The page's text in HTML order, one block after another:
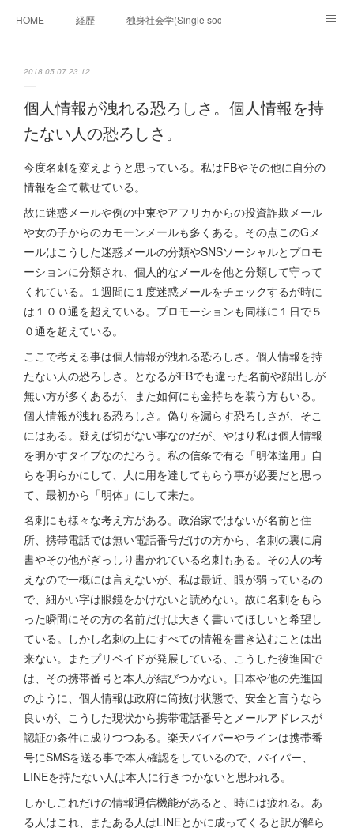
HOME 経歴 独身社会学(Single sociology)と高齢化社会学
移動出来て、工場で作る建物。未来２１００研究所
「心神の夢想２０２０」 フィリピンマンションは買うべきでは無い理由は全
海外生活の掟
フィリピンの問題点 フィリピンの歴史
フィリピン経済談義 ファッションを考える 漫画
未来２１００研究所他のアイデアマニラ男の手料理 総集編
https://globalclub.amebaownd.com/
2018.05.07 23:12
個人情報が洩れる恐ろしさ。個人情報を持
たない人の恐ろしさ。
今度名刺を変えようと思っている。私はFBやその他に自分の
情報を全て載せている。
故に迷惑メールや例の中東やアフリカからの投資詐欺メール
や女の子からのカモーンメールも多くある。その点このGメ
ールはこうした迷惑メールの分類やSNSソーシャルとプロモ
ーションに分類され、個人的なメールを他と分類して守って
くれている。１週間に１度迷惑メールをチェックするが時に
は１００通を超えている。プロモーションも同様に１日で５
０通を超えている。
ここで考える事は個人情報が洩れる恐ろしさ。個人情報を持
たない人の恐ろしさ。となるがFBでも違った名前や顔出しが
無い方が多くあるが、また如何にも金持ちを装う方もいる。
個人情報が洩れる恐ろしさ。偽りを漏らす恐ろしさが、そこ
にはある。疑えば切がない事なのだが、やはり私は個人情報
を明かすタイプなのだろう。私の信条で有る「明体達用」自
らを明らかにして、人に用を達してもらう事が必要だと思っ
て、最初から「明体」にして来た。
名刺にも様々な考え方がある。政治家ではないが名前と住
所、携帯電話では無い電話番号だけの方から、名刺の裏に肩
書やその他がぎっしり書かれている名刺もある。その人の考
えなので一概には言えないが、私は最近、眼が弱っているの
で、細かい字は眼鏡をかけないと読めない。故に名刺をもら
った瞬間にその方の名前だけは大きく書いてほしいと希望し
ている。しかし名刺の上にすべての情報を書き込むことは出
来ない。またプリペイドが発展している、こうした後進国で
は、その携帯番号と本人が結びつかない。日本や他の先進国
のように、個人情報は政府に筒抜け状態で、安全と言うなら
良いが、こうした現状から携帯電話番号とメールアドレスが
認証の条件に成りつつある。楽天バイパーやラインは携帯番
号にSMSを送る事で本人確認をしているので、バイパー、
LINEを持たない人は本人に行きつかないと思われる。
しかしこれだけの情報通信機能があると、時には疲れる。あ
る人はこれ、またある人はLINEとかに成ってくると訳が解ら